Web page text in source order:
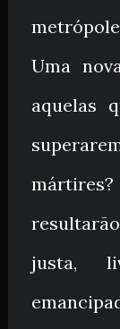
Uma
aquelas
mártires?
justa,